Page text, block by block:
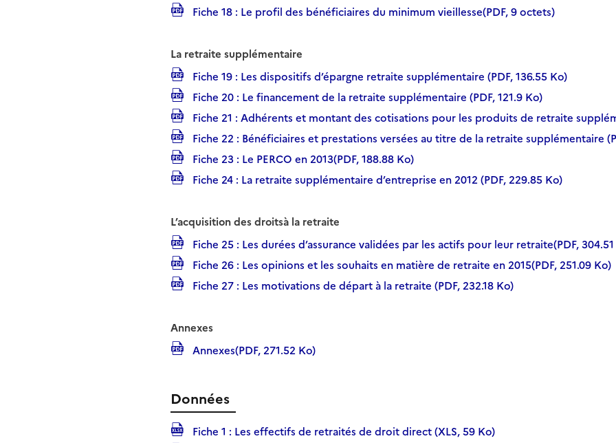
Fiche 18 : Le profil des bénéficiaires du minimum vieillesse(PDF, 9 octets)
La retraite supplémentaire
Fiche 19 : Les dispositifs d’épargne retraite supplémentaire (PDF, 136.55 Ko)
Fiche 20 : Le financement de la retraite supplémentaire (PDF, 121.9 Ko)
Fiche 21 : Adhérents et montant des cotisations pour les produits de retraite
Fiche 22 : Bénéficiaires et prestations versées au titre de la retraite supplémentaire
Fiche 23 : Le PERCO en 2013(PDF, 188.88 Ko)
Fiche 24 : La retraite supplémentaire d’entreprise en 2012 (PDF, 229.85 Ko)
L’acquisition des droitsà la retraite
Fiche 25 : Les durées d’assurance validées par les actifs pour leur retraite(PDF,
Fiche 26 : Les opinions et les souhaits en matière de retraite en 2015(PDF, 251.09 Ko)
Fiche 27 : Les motivations de départ à la retraite (PDF, 232.18 Ko)
Annexes
Annexes(PDF, 271.52 Ko)
Données
Fiche 1 : Les effectifs de retraités de droit direct (XLS, 59 Ko)